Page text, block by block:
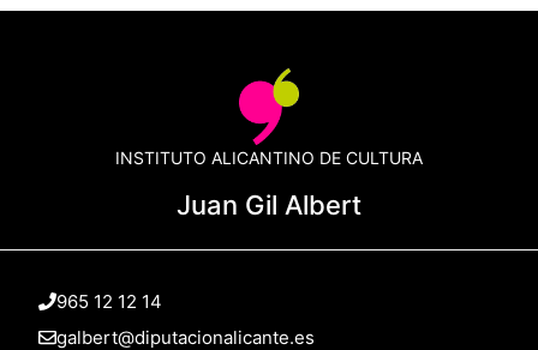
INSTITUTO ALICANTINO DE CULTURA
Juan Gil Albert
965 12 12 14
galbert@diputacionalicante.es